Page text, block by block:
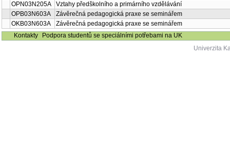
OPN03N205A
Vztahy předškolního a primárního vzdělávání
OPB03N603A
Závěrečná pedagogická praxe se seminářem
OKB03N603A
Závěrečná pedagogická praxe se seminářem
Kontakty
Podpora studentů se speciálními potřebami na UK
Univerzita